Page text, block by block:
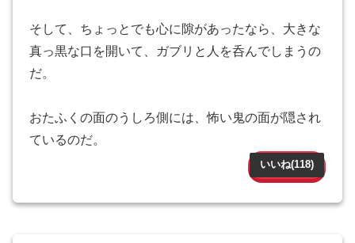
そして、ちょっとでも心に隙があったなら、大きな
真っ黒な口を開いて、ガブリと人を呑んでしまうの
だ。
おたふくの面のうしろ側には、怖い鬼の面が隠され
ているのだ。
いいね(118)